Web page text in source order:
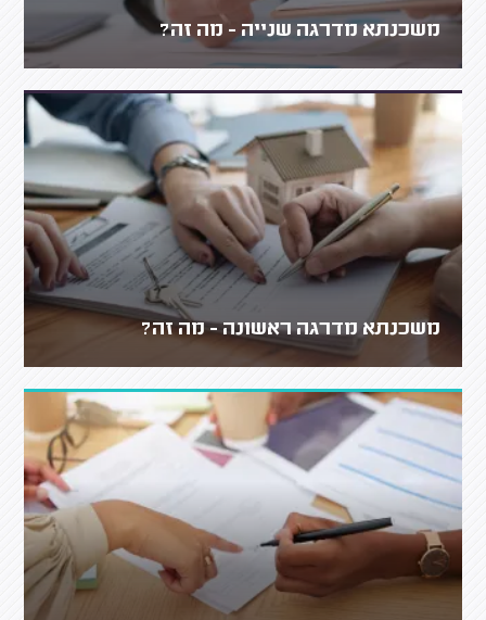
משכנתא מדרגה שנייה - מה זה?
משכנתא מדרגה ראשונה - מה זה?